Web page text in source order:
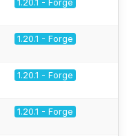
1.20.1 - Forge
1.20.1 - Forge
1.20.1 - Forge
1.20.1 - Forge